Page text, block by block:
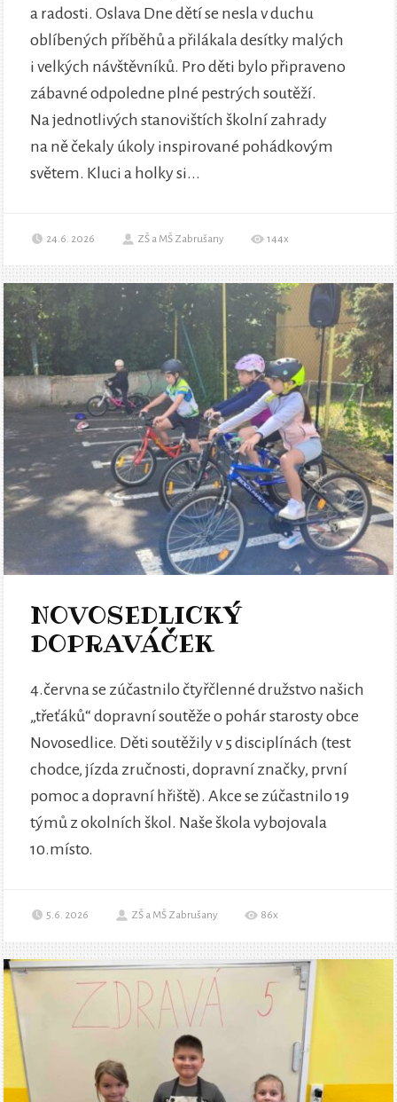
a radosti. Oslava Dne dětí se nesla v duchu
oblíbených příběhů a přilákala desítky malých
i velkých návštěvníků. Pro děti bylo připraveno
zábavné odpoledne plné pestrých soutěží.
Na jednotlivých stanovištích školní zahrady
na ně čekaly úkoly inspirované pohádkovým
světem. Kluci a holky si...
24.6. 2026 ZŠ a MŠ Zabrušany 144x
NOVOSEDLICKÝ
DOPRAVÁČEK
4.června se zúčastnilo čtyřčlenné družstvo našich
„třeťáků“ dopravní soutěže o pohár starosty obce
Novosedlice. Děti soutěžily v 5 disciplínách (test
chodce, jízda zručnosti, dopravní značky, první
pomoc a dopravní hřiště). Akce se zúčastnilo 19
týmů z okolních škol. Naše škola vybojovala
10.místo.
5.6. 2026 ZŠ a MŠ Zabrušany 86x